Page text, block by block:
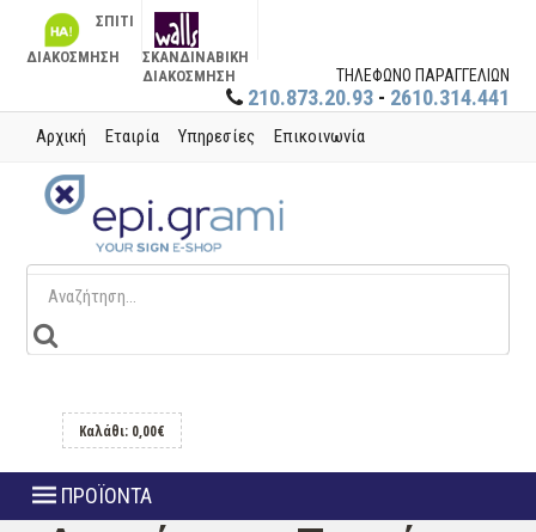
ΣΠΙΤΙ
ΔΙΑΚΟΣΜΗΣΗ
ΣΚΑΝΔΙΝΑΒΙΚΗ
ΔΙΑΚΟΣΜΗΣΗ
ΤΗΛΕΦΩΝΟ ΠΑΡΑΓΓΕΛΙΩΝ
210.873.20.93 - 2610.314.441
Αρχική Εταιρία Υπηρεσίες Επικοινωνία
Καλάθι: 0,00€
ΠΡΟΪΟΝΤΑ